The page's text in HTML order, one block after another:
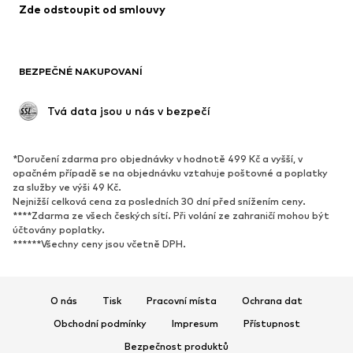
Zde odstoupit od smlouvy
BEZPEČNÉ NAKUPOVANÍ
Tvá data jsou u nás v bezpečí
*Doručení zdarma pro objednávky v hodnotě 499 Kč a vyšší, v
opačném případě se na objednávku vztahuje poštovné a poplatky
za služby ve výši 49 Kč.
Nejnižší celková cena za posledních 30 dní před snížením ceny.
****Zdarma ze všech českých sítí. Při volání ze zahraničí mohou být
účtovány poplatky.
******Všechny ceny jsou včetně DPH.
O nás Tisk Pracovní místa
Ochrana dat
Obchodní podmínky
Impresum
Přístupnost
Bezpečnost produktů